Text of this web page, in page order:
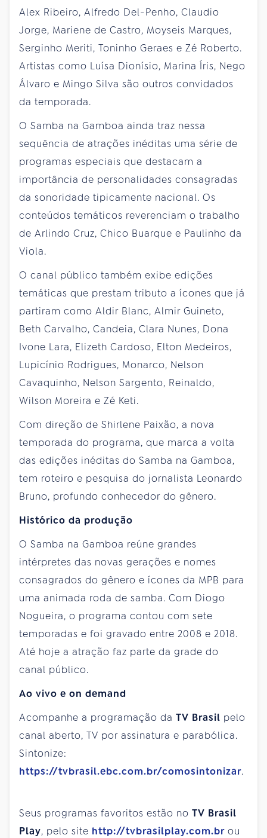
Alex Ribeiro, Alfredo Del-Penho, Claudio
Jorge, Mariene de Castro, Moyseis Marques,
Serginho Meriti, Toninho Geraes e Zé Roberto.
Artistas como Luísa Dionísio, Marina Íris, Nego
Álvaro e Mingo Silva são outros convidados
da temporada.
O Samba na Gamboa ainda traz nessa
sequência de atrações inéditas uma série de
programas especiais que destacam a
importância de personalidades consagradas
da sonoridade tipicamente nacional. Os
conteúdos temáticos reverenciam o trabalho
de Arlindo Cruz, Chico Buarque e Paulinho da
Viola.
O canal público também exibe edições
temáticas que prestam tributo a ícones que já
partiram como Aldir Blanc, Almir Guineto,
Beth Carvalho, Candeia, Clara Nunes, Dona
Ivone Lara, Elizeth Cardoso, Elton Medeiros,
Lupicínio Rodrigues, Monarco, Nelson
Cavaquinho, Nelson Sargento, Reinaldo,
Wilson Moreira e Zé Keti.
Com direção de Shirlene Paixão, a nova
temporada do programa, que marca a volta
das edições inéditas do Samba na Gamboa,
tem roteiro e pesquisa do jornalista Leonardo
Bruno, profundo conhecedor do gênero.
Histórico da produção
O Samba na Gamboa reúne grandes
intérpretes das novas gerações e nomes
consagrados do gênero e ícones da MPB para
uma animada roda de samba. Com Diogo
Nogueira, o programa contou com sete
temporadas e foi gravado entre 2008 e 2018.
Até hoje a atração faz parte da grade do
canal público.
Ao vivo e on demand
Acompanhe a programação da TV Brasil pelo
canal aberto, TV por assinatura e parabólica.
Sintonize:
https://tvbrasil.ebc.com.br/comosintonizar.
Seus programas favoritos estão no TV Brasil
Play, pelo site http://tvbrasilplay.com.br ou